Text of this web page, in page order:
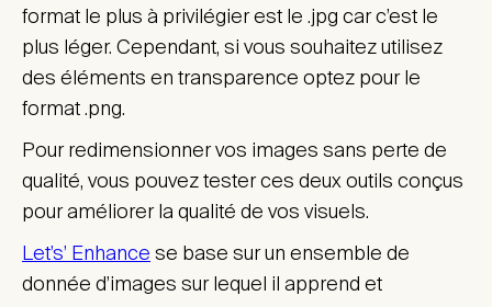
format le plus à privilégier est le .jpg car c’est le
plus léger. Cependant, si vous souhaitez utilisez
des éléments en transparence optez pour le
format .png.
Pour redimensionner vos images sans perte de
qualité, vous pouvez tester ces deux outils conçus
pour améliorer la qualité de vos visuels.
Let’s’ Enhance se base sur un ensemble de
donnée d’images sur lequel il apprend et